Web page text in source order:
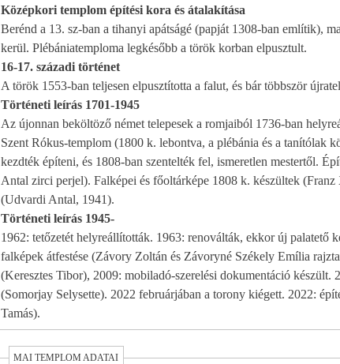
Középkori templom építési kora és átalakítása
Berénd a 13. sz-ban a tihanyi apátságé (papját 1308-ban említik),
kerül. Plébániatemploma legkésőbb a török korban elpusztult.
16-17. századi történet
A török 1553-ban teljesen elpusztította a falut, és bár többször
Történeti leírás 1701-1945
Az újonnan beköltöző német telepesek a romjaiból 1736-ban
Szent Rókus-templom (1800 k. lebontva, a plébánia és a tanítólak
kezdték építeni, és 1808-ban szentelték fel, ismeretlen mestertől.
Antal zirci perjel). Falképei és főoltárképe 1808 k. készültek (Franz Xaver Bucher), a falképek helyenként javítva
(Udvardi Antal, 1941).
Történeti leírás 1945-
1962: tetőzetét helyreállították. 1963: renoválták, ekkor új palatető
falképek átfestése (Závory Zoltán és Závoryné Székely Emília
(Keresztes Tibor), 2009: mobiladó-szerelési dokumentáció készült. 2018: építéstörténeti tudományos dokumentáció
(Somorjay Selysette). 2022 februárjában a torony kiégett. 2022:
Tamás).
MAI TEMPLOM ADATAI